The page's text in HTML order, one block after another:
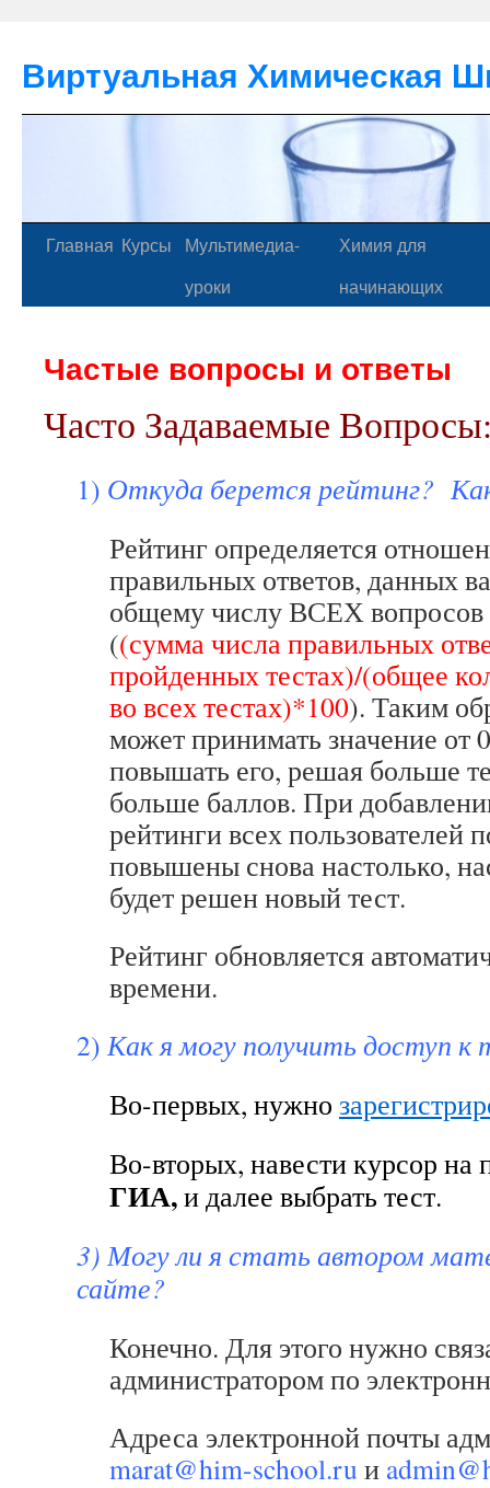
Виртуальная Химическая
Главная Курсы
Мультимедиа-
уроки
Химия для
начинающих
Частые вопросы и ответы
Часто Задаваемые
1) Откуда берется рейтинг?
Рейтинг определяется
правильных ответов, данных
общему числу ВСЕХ
((сумма числа правильных
пройденных тестах)/(общее
во всех тестах)*100). Таким
может принимать значение от
повышать его, решая больше
больше баллов. При
рейтинги всех пользователей
повышены снова настолько,
будет решен новый тест.
Рейтинг обновляется
времени.
2)Как я могу получить доступ
Во-первых, нужно
Во-вторых, навести курсор
ГИА,и далее выбрать тест.
3) Могу ли я стать автором
сайте?
Конечно. Для этого нужно
администратором по
Адреса электронной почты
marat@him-school.ru и